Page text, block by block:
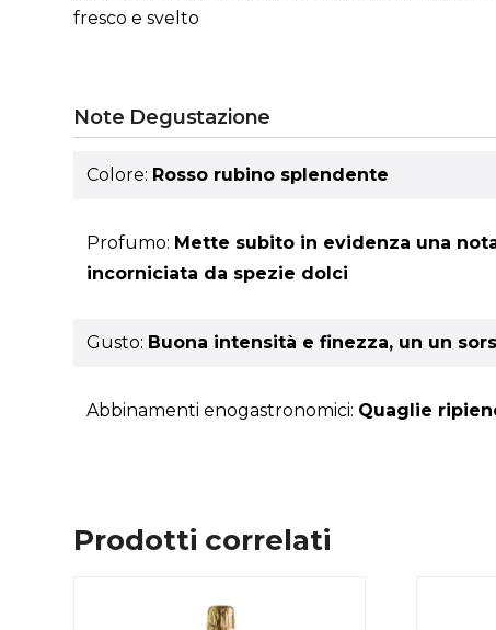
fresco e svelto
Note Degustazione
Colore: Rosso rubino splendente
Profumo: Mette subito in evidenza una
incorniciata da spezie dolci
Gusto: Buona intensità e finezza, un un
Abbinamenti enogastronomici: Quaglie
Prodotti correlati